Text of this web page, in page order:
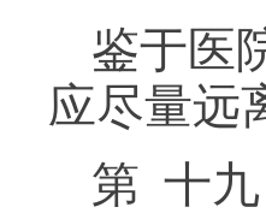
鉴于医
应尽量远
第 十